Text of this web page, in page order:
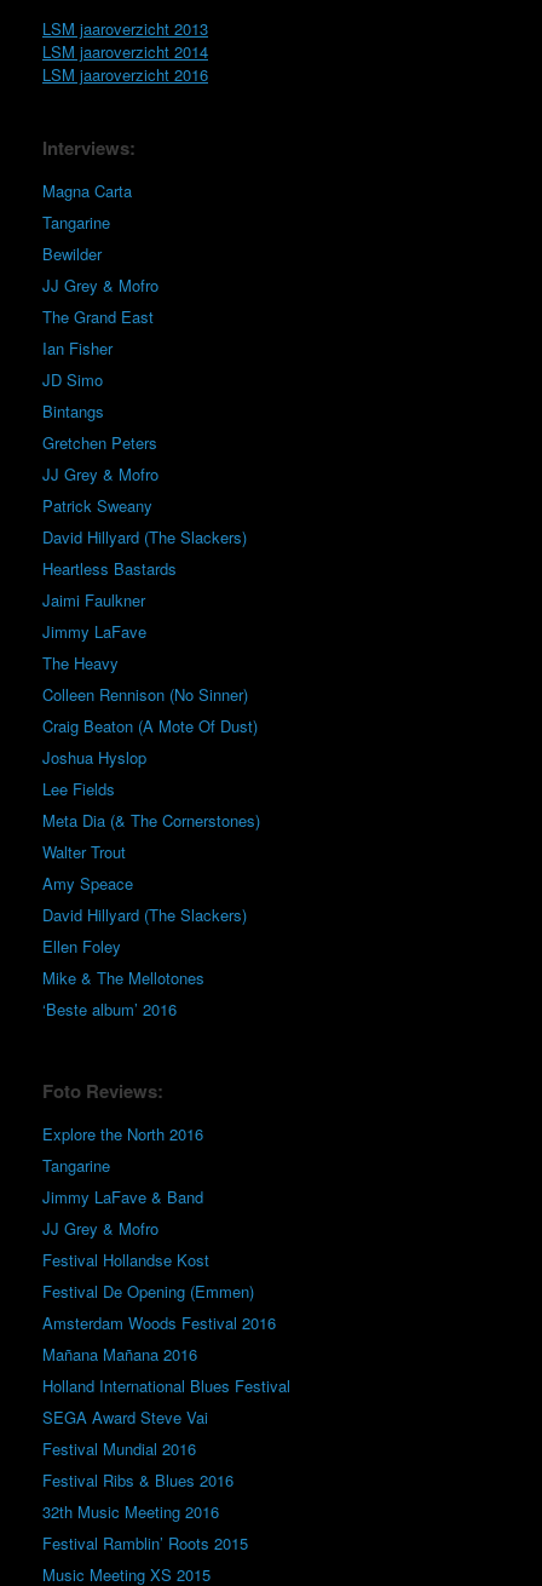
LSM jaaroverzicht 2013
LSM jaaroverzicht 2014
LSM jaaroverzicht 2016
Interviews:
Magna Carta
Tangarine
Bewilder
JJ Grey & Mofro
The Grand East
Ian Fisher
JD Simo
Bintangs
Gretchen Peters
JJ Grey & Mofro
Patrick Sweany
David Hillyard (The Slackers)
Heartless Bastards
Jaimi Faulkner
Jimmy LaFave
The Heavy
Colleen Rennison (No Sinner)
Craig Beaton (A Mote Of Dust)
Joshua Hyslop
Lee Fields
Meta Dia (& The Cornerstones)
Walter Trout
Amy Speace
David Hillyard (The Slackers)
Ellen Foley
Mike & The Mellotones
‘Beste album’ 2016
Foto Reviews:
Explore the North 2016
Tangarine
Jimmy LaFave & Band
JJ Grey & Mofro
Festival Hollandse Kost
Festival De Opening (Emmen)
Amsterdam Woods Festival 2016
Mañana Mañana 2016
Holland International Blues Festival
SEGA Award Steve Vai
Festival Mundial 2016
Festival Ribs & Blues 2016
32th Music Meeting 2016
Festival Ramblin’ Roots 2015
Music Meeting XS 2015